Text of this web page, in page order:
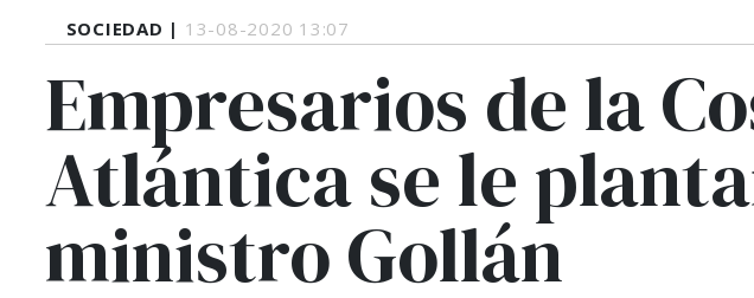
SOCIEDAD | 13-08-2020 13:07
Empresarios de la
Atlántica se le
ministro Gollán